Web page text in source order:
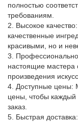
полностью
требованиям.
2. Высокое
качественные
красивыми, но и
3.
настоящие
произведения
4. Доступные цены:
цены, чтобы каждый
заказ.
5. Быстрая